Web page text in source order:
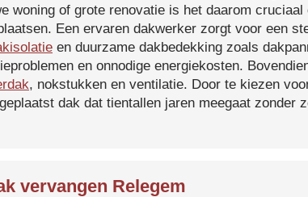
woning of grote renovatie is het daarom cruciaal
Een ervaren dakwerker zorgt voor een
en duurzame dakbedekking zoals
en onnodige energiekosten.
, nokstukken en ventilatie. Door te kiezen
dak dat tientallen jaren meegaat zonder
vervangen Relegem